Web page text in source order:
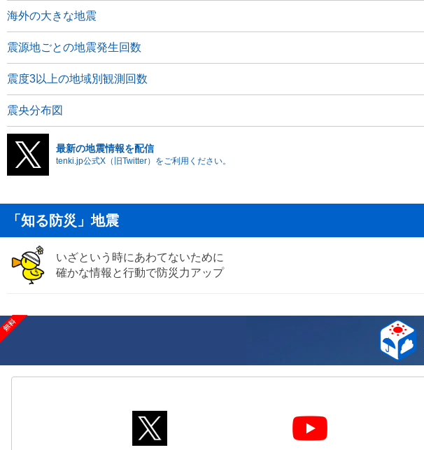
海外の大きな地震
震源地ごとの地震発生回数
震度3以上の地域別観測回数
震央分布図
最新の地震情報を配信
tenki.jp公式X（旧Twitter）をご利用ください。
「知る防災」地震
いざという時にあわてないために
確かな情報と行動で防災力アップ